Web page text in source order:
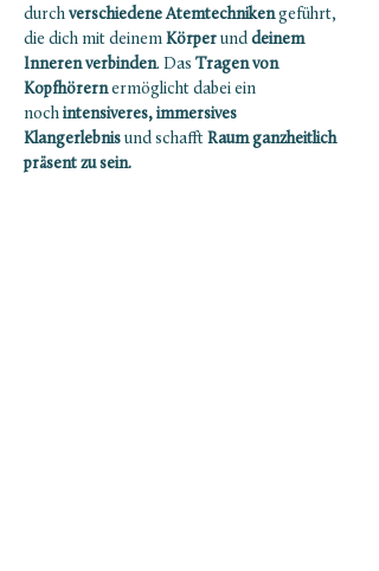
durch verschiedene Atemtechniken geführt,
die dich mit deinem Körper und deinem
Inneren verbinden. Das Tragen von
Kopfhörern ermöglicht dabei ein
noch intensiveres, immersives
Klangerlebnis und schafft Raum ganzheitlich
präsent zu sein.